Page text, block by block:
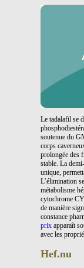
Le tadalafil se
soutenue du
corps
prolongée des
stable. La
unique,
L’élimination
métabolisme
cytochrome
de manière
constance
prix apparaît
avec les
Hef.nu